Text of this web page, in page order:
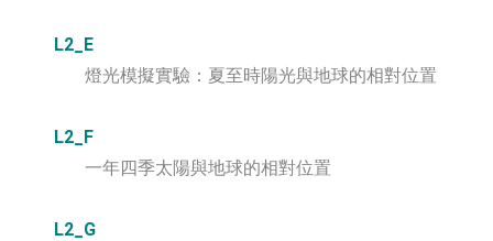
L2_E
燈光模擬實驗：夏至時陽光與地球的相對位置
L2_F
一年四季太陽與地球的相對位置
L2_G